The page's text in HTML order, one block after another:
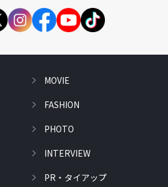
MOVIE
FASHION
PHOTO
INTERVIEW
PR・タイアップ